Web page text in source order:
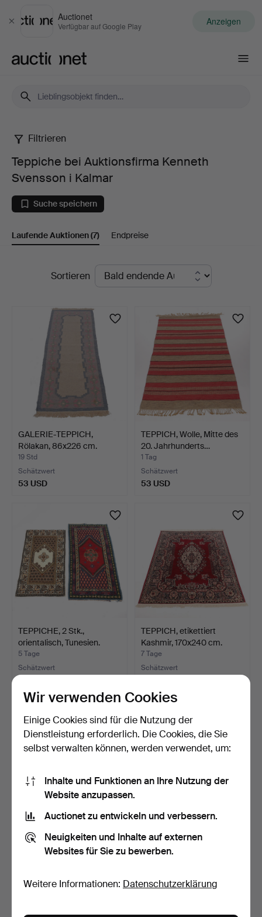
Schließen
Auctionet
Verfügbar auf Google Play Anzeigen
Teppiche
bei
Auktionsfirma
Kenneth
Kalmar
Filtrieren
Teppiche bei Auktionsfirma Kenneth
Svensson i Kalmar
Suche speichern
Laufende Auktionen(7) Endpreise
LaufendeSortieren
GALERIE-TEPPICH,
Rölakan, 86x226 cm.
19 Std
Schätzwert
53 USD
TEPPICH, Wolle, Mitte des
20. Jahrhunderts…
1 Tag
Schätzwert
53 USD
TEPPICHE, 2 Stk.,
orientalisch, Tunesien.
5 Tage
Schätzwert
TEPPICH, etikettiert
Kashmir, 170x240 cm.
7 Tage
Schätzwert
162x235 cm.
cm.
7 Tage
Wir verwenden Cookies
Einige Cookies sind für die Nutzung der
Dienstleistung erforderlich. Die Cookies, die Sie
selbst verwalten können, werden verwendet, um:
Inhalte und Funktionen an Ihre Nutzung der
Website anzupassen.
Auctionet zu entwickeln und verbessern.
Neuigkeiten und Inhalte auf externen
Websites für Sie zu bewerben.
Weitere Informationen: Datenschutzerklärung